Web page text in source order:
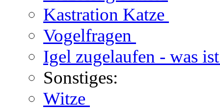
Kastration Katze
Vogelfragen
Igel zugelaufen - was
Sonstiges:
Witze